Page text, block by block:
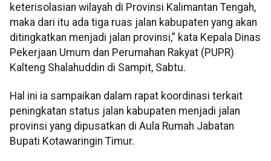
keterisolasian wilayah di Provinsi Kalimantan Tengah,
maka dari itu ada tiga ruas jalan kabupaten yang akan
ditingkatkan menjadi jalan provinsi,” kata Kepala Dinas
Pekerjaan Umum dan Perumahan Rakyat (PUPR)
Kalteng Shalahuddin di Sampit, Sabtu.
Hal ini ia sampaikan dalam rapat koordinasi terkait
peningkatan status jalan kabupaten menjadi jalan
provinsi yang dipusatkan di Aula Rumah Jabatan
Bupati Kotawaringin Timur.